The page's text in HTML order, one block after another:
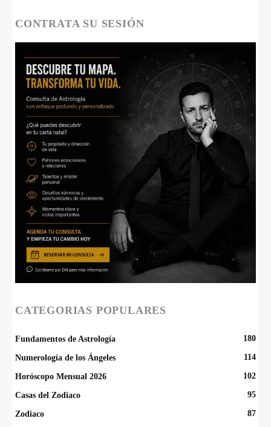
CONTRATA SU SESIÓN
CATEGORIAS POPULARES
Fundamentos de Astrología 180
Numerología de los Ángeles 114
Horóscopo Mensual 2026 102
Casas del Zodiaco 95
Zodiaco 87